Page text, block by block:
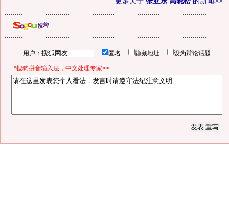
用户： 匿名 隐藏地址 设为辩论话题
*搜狗拼音输入法，中文处理专家>>